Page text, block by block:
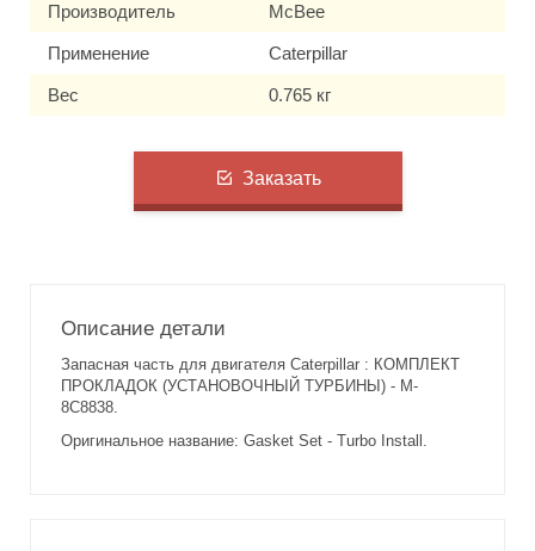
Производитель McBee
Применение Caterpillar
Вес 0.765 кг
Заказать
Описание детали
Запасная часть для двигателя Caterpillar : КОМПЛЕКТ
ПРОКЛАДОК (УСТАНОВОЧНЫЙ ТУРБИНЫ) - M-
8C8838.
Оригинальное название: Gasket Set - Turbo Install.